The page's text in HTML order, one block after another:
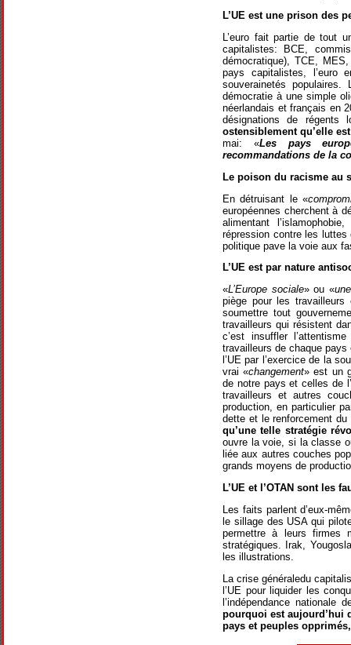
L’UE est une prison des
L’euro fait partie de tout
capitalistes: BCE,
démocratique), TCE,
pays capitalistes, l’euro
souverainetés
démocratie à une simple
néerlandais et français en
désignations de
ostensiblement qu’elle
mai: «Les pays
recommandations de la
Le poison du racisme au
En détruisant le «
européennes cherchent à
alimentant
répression contre les
politique pave la voie aux
L’UE est par nature
«L’Europe sociale» ou «
piège pour les
soumettre tout
travailleurs qui résistent
c’est insuffler
travailleurs de chaque
l’UE par l’exercice de la
vrai «changement» est un
de notre pays et celles de
travailleurs et autres
production, en particulier
dette et le renforcement
qu’une telle stratégie
ouvre la voie, si la classe
liée aux autres couches
grands moyens de
L’UE et l’OTAN sont les
Les faits parlent d’eux-
le sillage des USA qui
permettre à leurs firmes
stratégiques. Irak,
les illustrations.
La crise généraledu
l’UE pour liquider les
l’indépendance
pourquoi est aujourd’hui
pays et peuples